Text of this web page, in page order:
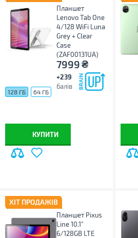
Планшет
Lenovo Tab One
4/128 WiFi Luna
Grey + Clear
Case
(ZAF00131UA)
7999₴
+239
балів
128 ГБ 64 ГБ
КУПИТИ
ХІТ ПРОДАЖІВ
Планшет Pixus
Line 10.1"
6/128GB LTE